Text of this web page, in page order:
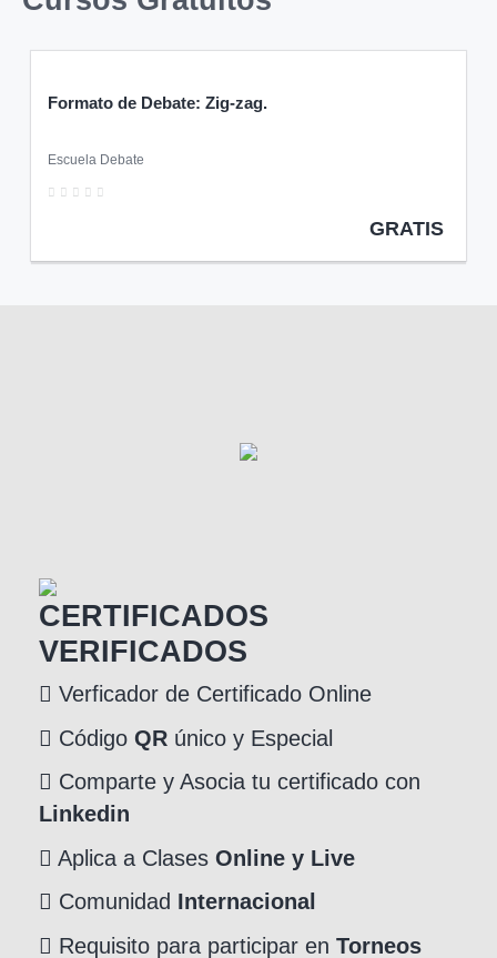
Formato de Debate: Zig-zag.
Escuela Debate
GRATIS
CERTIFICADOS
VERIFICADOS
Verficador de Certificado Online
Código QR único y Especial
Comparte y Asocia tu certificado con
Linkedin
Aplica a Clases Online y Live
Comunidad Internacional
Requisito para participar en Torneos